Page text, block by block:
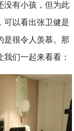
没有小孩，但为此
可以看出张卫健是
是很令人羡慕。那
们一起来看看：